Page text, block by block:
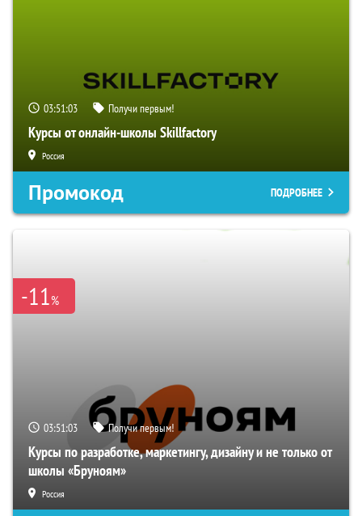
03:51:03 Получи первым!
Курсы от онлайн-школы Skillfactory
Россия
Промокод ПОДРОБНЕЕ
-11%
03:51:03 Получи первым!
Курсы по разработке, маркетингу, дизайну и не только от
школы «Бруноям»
Россия